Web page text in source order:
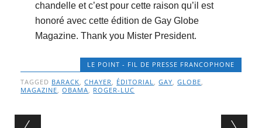
chandelle et c’est pour cette raison qu’il est
honoré avec cette édition de Gay Globe
Magazine. Thank you Mister President.
LE POINT - FIL DE PRESSE FRANCOPHONE
TAGGED BARACK,CHAYER, ÉDITORIAL,GAY,GLOBE,
MAGAZINE,OBAMA, ROGER-LUC